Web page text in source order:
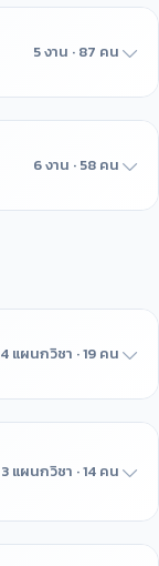
5 งาน · 87 คน
6 งาน · 58 คน
4 แผนกวิชา · 19 คน
3 แผนกวิชา · 14 คน